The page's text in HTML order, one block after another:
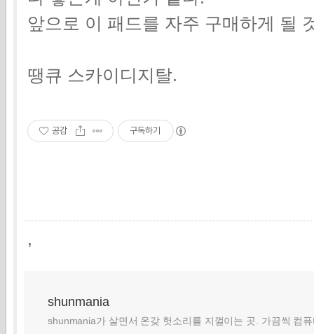
앞으로 이 패드를 자주 구매하게 될
땡큐 스카이디지탈.
공감 구독하기
,
shunmania
shunmania가 살면서 온갖 헛소리를 지껄이는 곳. 가끔씩 컴